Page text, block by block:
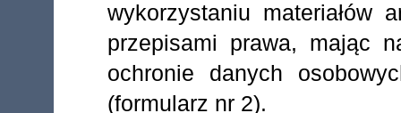
wykorzystaniu materiałów
przepisami prawa, mając
ochronie danych
(formularz nr 2).